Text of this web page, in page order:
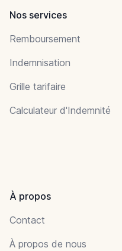
Nos services
Remboursement
Indemnisation
Grille tarifaire
Calculateur d'Indemnité
À propos
Contact
À propos de nous